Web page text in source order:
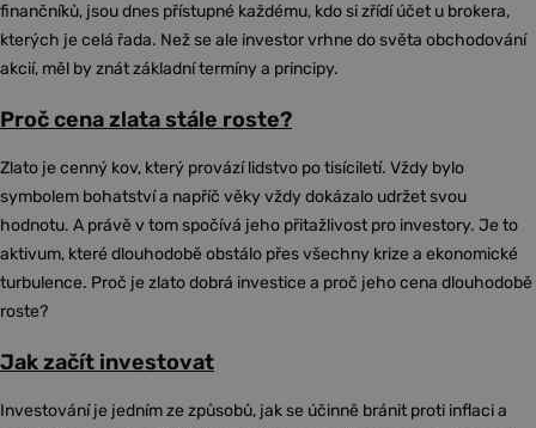
finančníků, jsou dnes přístupné každému, kdo si zřídí účet u brokera,
kterých je celá řada. Než se ale investor vrhne do světa obchodování
akcií, měl by znát základní termíny a principy.
Proč cena zlata stále roste?
Zlato je cenný kov, který provází lidstvo po tisíciletí. Vždy bylo
symbolem bohatství a napříč věky vždy dokázalo udržet svou
hodnotu. A právě v tom spočívá jeho přitažlivost pro investory. Je to
aktivum, které dlouhodobě obstálo přes všechny krize a ekonomické
turbulence. Proč je zlato dobrá investice a proč jeho cena dlouhodobě
roste?
Jak začít investovat
Investování je jedním ze způsobů, jak se účinně bránit proti inflaci a